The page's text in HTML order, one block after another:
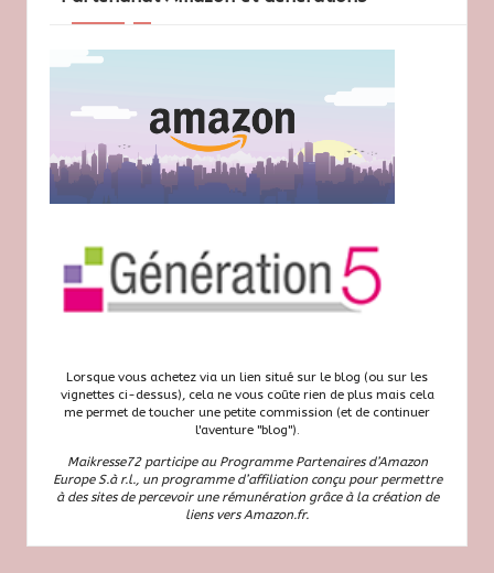
Lorsque vous achetez via un lien situé sur le blog (ou sur les
vignettes ci-dessus), cela ne vous coûte rien de plus mais cela
me permet de toucher une petite commission (et de continuer
l'aventure "blog").
Maikresse72 participe au Programme Partenaires d’Amazon
Europe S.à r.l., un programme d’affiliation conçu pour permettre
à des sites de percevoir une rémunération grâce à la création de
liens vers Amazon.fr.